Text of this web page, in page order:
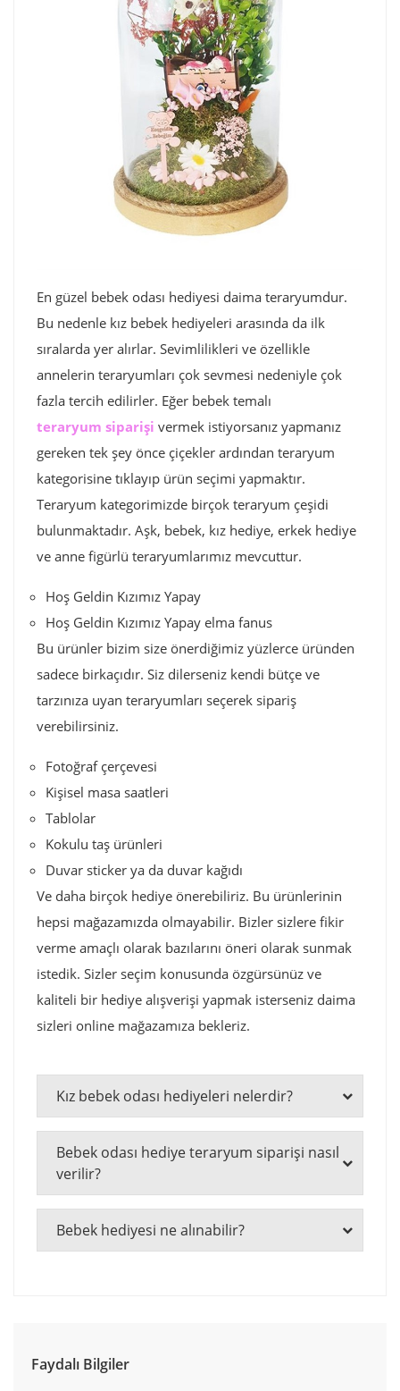
Faydalı Bilgiler
En güzel bebek odası hediyesi daima teraryumdur.
Bu nedenle kız bebek hediyeleri arasında da ilk
sıralarda yer alırlar. Sevimlilikleri ve özellikle
annelerin teraryumları çok sevmesi nedeniyle çok
fazla tercih edilirler. Eğer bebek temalı
teraryum siparişi vermek istiyorsanız yapmanız
gereken tek şey önce çiçekler ardından teraryum
kategorisine tıklayıp ürün seçimi yapmaktır.
Teraryum kategorimizde birçok teraryum çeşidi
bulunmaktadır. Aşk, bebek, kız hediye, erkek hediye
ve anne figürlü teraryumlarımız mevcuttur.
Hoş Geldin Kızımız Yapay
Hoş Geldin Kızımız Yapay elma fanus
Bu ürünler bizim size önerdiğimiz yüzlerce üründen
sadece birkaçıdır. Siz dilerseniz kendi bütçe ve
tarzınıza uyan teraryumları seçerek sipariş
verebilirsiniz.
Fotoğraf çerçevesi
Kişisel masa saatleri
Tablolar
Kokulu taş ürünleri
Duvar sticker ya da duvar kağıdı
Ve daha birçok hediye önerebiliriz. Bu ürünlerinin
hepsi mağazamızda olmayabilir. Bizler sizlere fikir
verme amaçlı olarak bazılarını öneri olarak sunmak
istedik. Sizler seçim konusunda özgürsünüz ve
kaliteli bir hediye alışverişi yapmak isterseniz daima
sizleri online mağazamıza bekleriz.
Kız bebek odası hediyeleri nelerdir?
Bebek odası hediye teraryum siparişi nasıl
verilir?
Bebek hediyesi ne alınabilir?